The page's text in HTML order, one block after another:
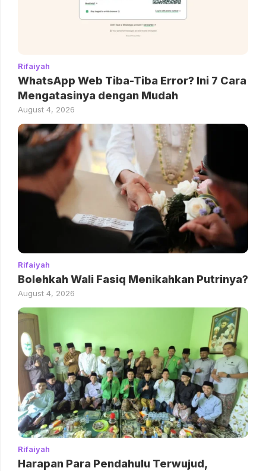
Rifaiyah
WhatsApp Web Tiba-Tiba Error? Ini 7 Cara
Mengatasinya dengan Mudah
August 4, 2026
Rifaiyah
Bolehkah Wali Fasiq Menikahkan Putrinya?
August 4, 2026
Rifaiyah
Harapan Para Pendahulu Terwujud,